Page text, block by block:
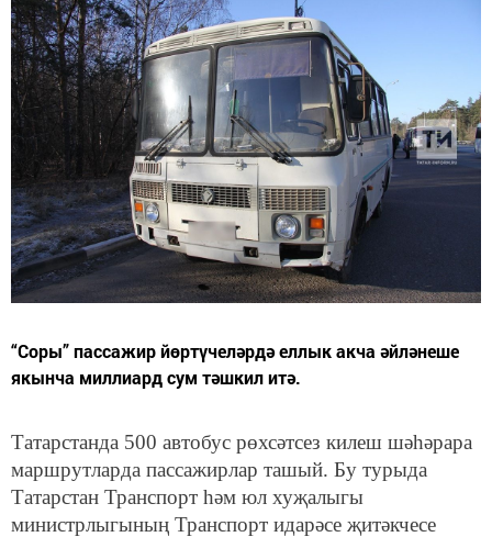
“Соры” пассажир йөртүчеләрдә еллык акча әйләнеше
якынча миллиард сум тәшкил итә.
Татарстанда 500 автобус рөхсәтсез килеш шәһәрара
маршрутларда пассажирлар ташый. Бу турыда
Татарстан Транспорт һәм юл хуҗалыгы
министрлыгының Транспорт идарәсе җитәкчесе